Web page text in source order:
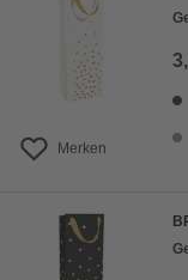
Preis
Preis
Bewertung
Merken